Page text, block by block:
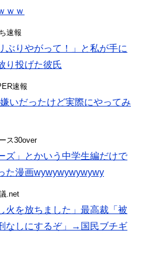
ｗｗ
速報
ぶりやがって！」と私が手に
り投げた彼氏
速報
いだったけど実際にやってみ
ス30over
ズ」とかいう中学生編だけで
た漫画wywywywywywy
.net
火を放ちました」最高裁「被
なしにするぞ」→国民ブチギ